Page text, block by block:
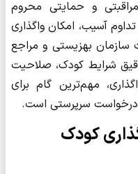
و حمایتی محروم
تداوم آسیب، امکان واگذاری
سازمان بهزیستی و مراجع
شرایط کودک، صلاحیت
مهم‌ترین گام برای
درخواست سرپرستی است.
کودک